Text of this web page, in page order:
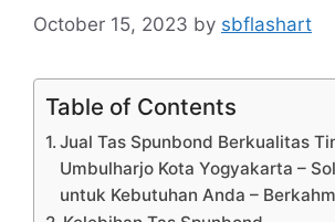
October 15, 2023 by sbflashart
Table of Contents
Jual Tas Spunbond Berkualitas
Umbulharjo Kota Yogyakarta –
untuk Kebutuhan Anda –